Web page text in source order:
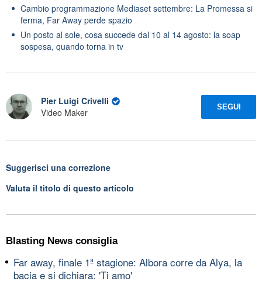
Cambio programmazione Mediaset settembre: La Promessa si
ferma, Far Away perde spazio
Un posto al sole, cosa succede dal 10 al 14 agosto: la soap
sospesa, quando torna in tv
Pier Luigi Crivelli
Video Maker
SEGUI
Suggerisci una correzione
Valuta il titolo di questo articolo
Blasting News consiglia
Far away, finale 1ª stagione: Albora corre da Alya, la
bacia e si dichiara: 'Ti amo'